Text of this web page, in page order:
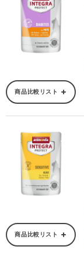
商品比較リスト
商品比較リスト